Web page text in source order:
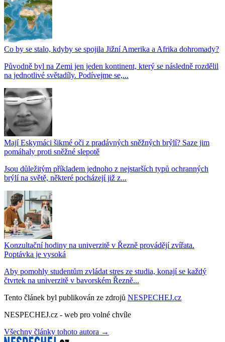
Co by se stalo, kdyby se spojila Jižní Amerika a Afrika dohromady?
Původně byl na Zemi jen jeden kontinent, který se následně rozdělil
na jednotlivé světadíly. Podívejme se,...
Mají Eskymáci šikmé oči z pradávných sněžných brýlí? Saze jim
pomáhaly proti sněžné slepotě
Jsou důležitým příkladem jednoho z nejstarších typů ochranných
brýlí na světě, některé pocházejí již z...
Konzultační hodiny na univerzitě v Řezně provádějí zvířata.
Poptávka je vysoká
Aby pomohly studentům zvládat stres ze studia, konají se každý
čtvrtek na univerzitě v bavorském Řezně...
Tento článek byl publikován ze zdrojů NESPECHEJ.cz
NESPECHEJ.cz - web pro volné chvíle
Všechny články tohoto autora →